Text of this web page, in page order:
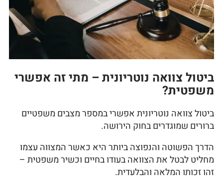
ביטול צוואה נוטריונית – מתי זה אפשרי
משפטית?
ביטול צוואה נוטריונית אפשרי במספר מצבים משפטיים
ברורים שמוגדרים בחוק הירושה.
הדרך הפשוטה והנפוצה ביותר היא כאשר המצווה עצמו
מחליט לבטל את הצוואה בעודו בחיים וכשיר משפטית –
זהו זכותו המלאה והבלעדית.